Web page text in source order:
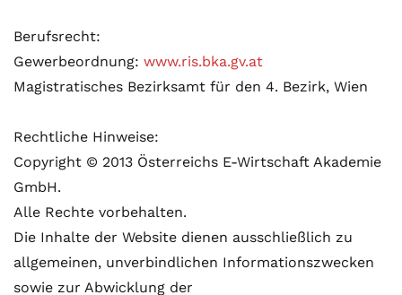
Berufsrecht:
Gewerbeordnung: www.ris.bka.gv.at
Magistratisches Bezirksamt für den 4. Bezirk, Wien
Rechtliche Hinweise:
Copyright © 2013 Österreichs E-Wirtschaft Akademie
GmbH.
Alle Rechte vorbehalten.
Die Inhalte der Website dienen ausschließlich zu
allgemeinen, unverbindlichen Informationszwecken
sowie zur Abwicklung der